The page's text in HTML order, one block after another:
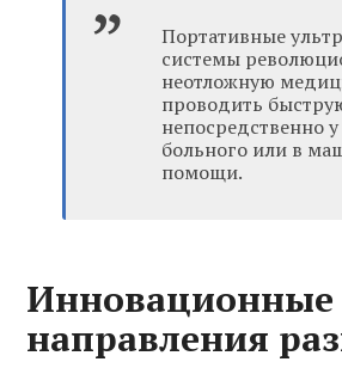
Портативные
системы
неотложную
проводить
непосредственно
больного или в
помощи.
Инновационные
направления